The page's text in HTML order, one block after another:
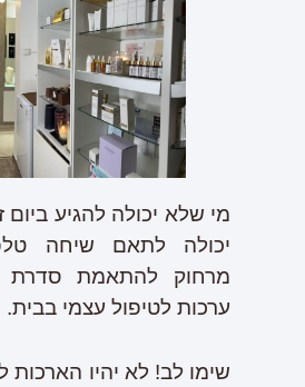
מי שלא יכולה להגיע ביום
יכולה לתאם שיחה
מרחוק להתאמת סדרת
ערכות לטיפול עצמי בבית.
שימו לב! לא יהיו